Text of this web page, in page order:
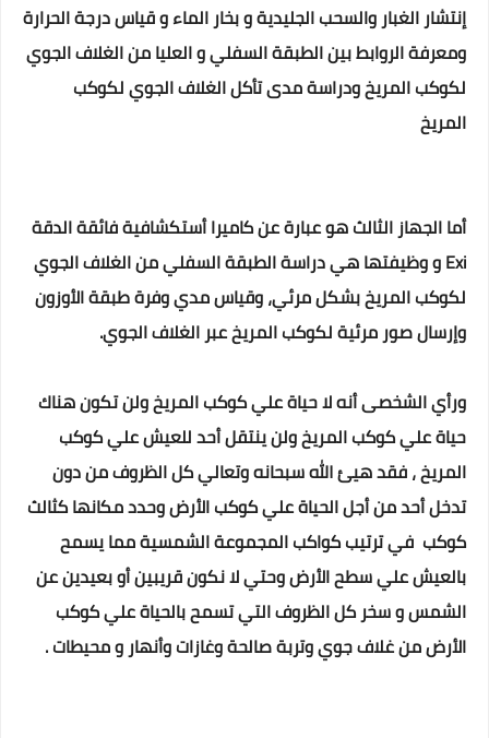
إنتشار الغبار والسحب الجليدية و بخار الماء و قياس درجة الحرارة
ومعرفة الروابط بين الطبقة السفلي و العليا من الغلاف الجوي
لكوكب المريخ ودراسة مدى تأكل الغلاف الجوي لكوكب
المريخ
أما الجهاز الثالث هو عبارة عن كاميرا أستكشافية فائقة الدقة
Exi و وظيفتها هي دراسة الطبقة السفلي من الغلاف الجوي
لكوكب المريخ بشكل مرئي، وقياس مدي وفرة طبقة الأوزون
وإرسال صور مرئية لكوكب المريخ عبر الغلاف الجوي.
ورأي الشخصى أنه لا حياة علي كوكب المريخ ولن تكون هناك
حياة علي كوكب المريخ ولن ينتقل أحد للعيش علي كوكب
المريخ ، فقد هيئ الله سبحانه وتعالي كل الظروف من دون
تدخل أحد من أجل الحياة علي كوكب الأرض وحدد مكانها كثالث
كوكب في ترتيب كواكب المجموعة الشمسية مما يسمح
بالعيش علي سطح الأرض وحتي لا نكون قريبين أو بعيدين عن
الشمس و سخر كل الظروف التي تسمح بالحياة علي كوكب
الأرض من غلاف جوي وتربة صالحة وغازات وأنهار و محيطات .